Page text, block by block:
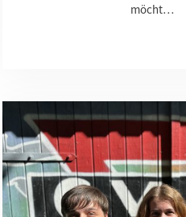
möcht…